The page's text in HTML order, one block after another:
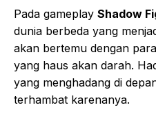
Pada gameplay Shadow
dunia berbeda yang
akan bertemu dengan
yang haus akan darah.
yang menghadang di
terhambat karenanya.